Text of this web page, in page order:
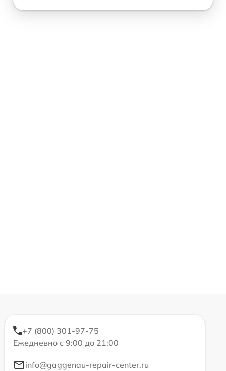
+7 (800) 301-97-75
Ежедневно с 9:00 до 21:00
info@gaggenau-repair-center.ru